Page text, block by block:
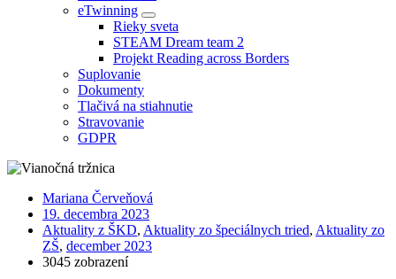
eTwinning
Rieky sveta
STEAM Dream team 2
Projekt Reading across Borders
Suplovanie
Dokumenty
Tlačivá na stiahnutie
Stravovanie
GDPR
Mariana Červeňová
19. decembra 2023
Aktuality z ŠKD, Aktuality zo špeciálnych tried, Aktuality zo
ZŠ, december 2023
3045 zobrazení